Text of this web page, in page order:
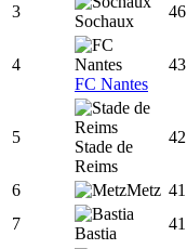
3
Sochaux
46
4
FC Nantes
43
5
Stade de
Reims
42
6 Metz 41
7
Bastia
41